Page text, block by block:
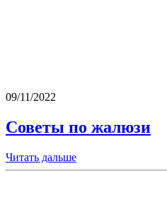
09/11/2022
Советы по жалюзи
Читать дальше